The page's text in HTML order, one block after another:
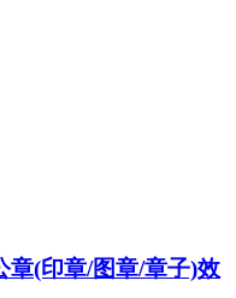
章(印章/图章/章子)效